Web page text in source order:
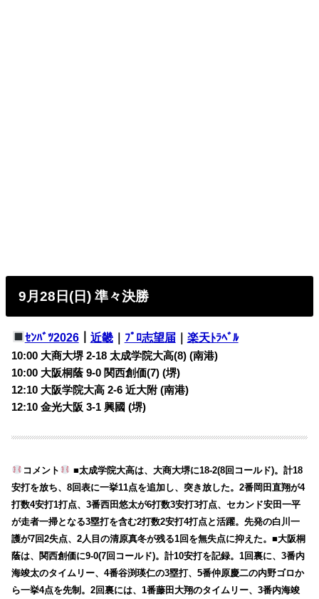
9月28日(日) 準々決勝
ｾﾝﾊﾞﾂ2026｜ 近畿｜ ﾌﾟﾛ志望届｜ 楽天ﾄﾗﾍﾞﾙ
10:00 大商大堺 2-18 太成学院大高(8) (南港)
10:00 大阪桐蔭 9-0 関西創価(7) (堺)
12:10 大阪学院大高 2-6 近大附 (南港)
12:10 金光大阪 3-1 興國 (堺)
コメント
■太成学院大高は、大商大堺に18-2(8回コールド)。計18
安打を放ち、8回表に一挙11点を追加し、突き放した。2番岡田直翔が4
打数4安打1打点、3番西田悠太が6打数3安打3打点、セカンド安田一平
が走者一掃となる3塁打を含む2打数2安打4打点と活躍。先発の白川一
護が7回2失点、2人目の清原真冬が残る1回を無失点に抑えた。■大阪桐
蔭は、関西創価に9-0(7回コールド)。計10安打を記録。1回裏に、3番内
海竣太のタイムリー、4番谷渕瑛仁の3塁打、5番仲原慶二の内野ゴロか
ら一挙4点を先制。2回裏には、1番藤田大翔のタイムリー、3番内海竣